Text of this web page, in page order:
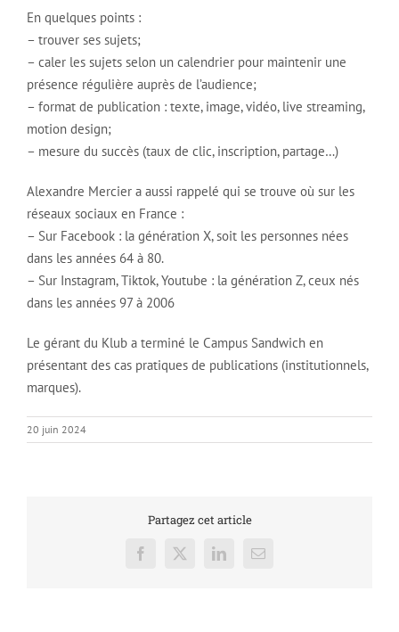
En quelques points :
– trouver ses sujets;
– caler les sujets selon un calendrier pour maintenir une
présence régulière auprès de l’audience;
– format de publication : texte, image, vidéo, live streaming,
motion design;
– mesure du succès (taux de clic, inscription, partage…)
Alexandre Mercier a aussi rappelé qui se trouve où sur les
réseaux sociaux en France :
– Sur Facebook : la génération X, soit les personnes nées
dans les années 64 à 80.
– Sur Instagram, Tiktok, Youtube : la génération Z, ceux nés
dans les années 97 à 2006
Le gérant du Klub a terminé le Campus Sandwich en
présentant des cas pratiques de publications (institutionnels,
marques).
20 juin 2024
Partagez cet article
Facebook
X LinkedInEmail